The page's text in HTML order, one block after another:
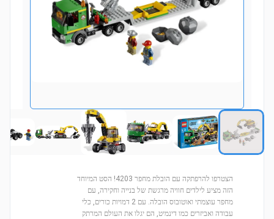
הצטרפו להרפתקה עם הובלת מחפר 4203! הסט המיוחד
הזה מציע לילדים חוויה מרגשת של בנייה וחקירה, עם
מחפר עוצמתי ואוטובוס הובלה. עם 2 דמויות כורים, כלי
עבודה ואביזרים כמו דינמיט, הם יגלו את העולם המרתק